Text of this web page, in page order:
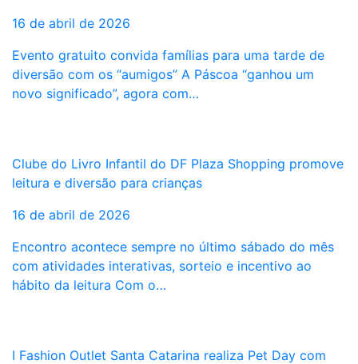
16 de abril de 2026
Evento gratuito convida famílias para uma tarde de
diversão com os “aumigos” A Páscoa “ganhou um
novo significado”, agora com…
Clube do Livro Infantil do DF Plaza Shopping promove
leitura e diversão para crianças
16 de abril de 2026
Encontro acontece sempre no último sábado do mês
com atividades interativas, sorteio e incentivo ao
hábito da leitura Com o…
I Fashion Outlet Santa Catarina realiza Pet Day com